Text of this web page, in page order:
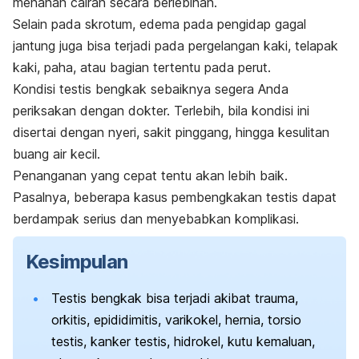
Selain pada skrotum, edema pada pengidap gagal
jantung juga bisa terjadi pada pergelangan kaki, telapak
kaki, paha, atau bagian tertentu pada perut.
Kondisi testis bengkak sebaiknya segera Anda
periksakan dengan dokter. Terlebih, bila kondisi ini
disertai dengan nyeri, sakit pinggang, hingga kesulitan
buang air kecil.
Penanganan yang cepat tentu akan lebih baik.
Pasalnya, beberapa kasus pembengkakan testis dapat
berdampak serius dan menyebabkan komplikasi.
Kesimpulan
Testis bengkak bisa terjadi akibat trauma,
orkitis, epididimitis, varikokel, hernia, torsio
testis, kanker testis, hidrokel, kutu kemaluan,